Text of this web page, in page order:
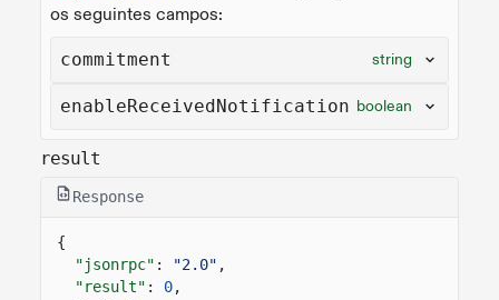
os seguintes campos:
commitment string
enableReceivedNotification boolean
result
Response
{
"jsonrpc" : "2.0" ,
"result" : 0,